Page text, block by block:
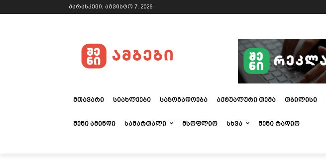
პარასკევი, აგვისტო 7, 2026
ᲛᲗᲐᲕᲐᲠᲘ ᲡᲘᲐᲮᲚᲔᲔᲑᲘ ᲡᲐᲖᲝᲒᲐᲓᲝᲔᲑᲐ ᲐᲥᲢᲣᲐᲚᲣᲠᲘ ᲗᲔᲛᲐ ᲗᲑᲘᲚᲘᲡᲘ
ᲨᲔᲜᲘ ᲐᲛᲘᲜᲓᲘ ᲡᲐᲛᲐᲠᲗᲐᲚᲘ ᲛᲡᲝᲤᲚᲘᲝ ᲡᲮᲕᲐ ᲨᲔᲜᲘ ᲠᲐᲓᲘᲝ